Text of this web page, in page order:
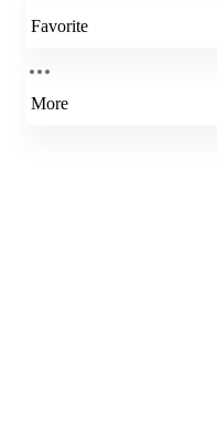
Favorite
More